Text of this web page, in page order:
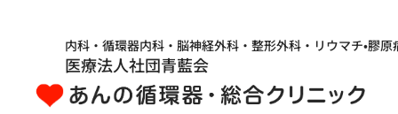
内科・循環器内科・脳神経外科・整形外科・リウマチ•膠
医療法人社団青藍会